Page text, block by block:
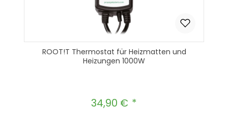
ROOT!T Thermostat für Heizmatten und
Heizungen 1000W
Regulärer Preis:
34,90 €